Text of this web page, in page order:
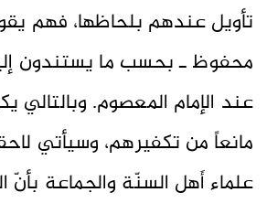
تأويل عندهم بلحاظها، فهم
محفوظ ـ بحسب ما يستندون
عند الإمام المعصوم. وبالتالي
مانعاً من تكفيرهم، وسيأتي
علماء أَهل السنّة والجماعة بأنّ